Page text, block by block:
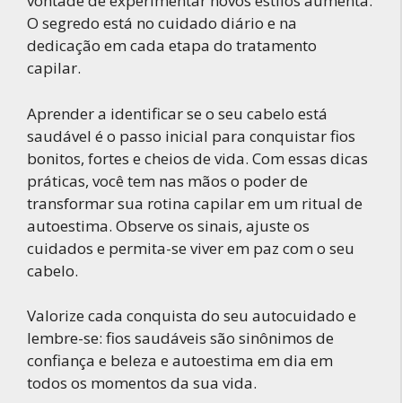
O segredo está no cuidado diário e na
dedicação em cada etapa do tratamento
capilar.
Aprender a identificar se o seu cabelo está
saudável é o passo inicial para conquistar fios
bonitos, fortes e cheios de vida. Com essas dicas
práticas, você tem nas mãos o poder de
transformar sua rotina capilar em um ritual de
autoestima. Observe os sinais, ajuste os
cuidados e permita-se viver em paz com o seu
cabelo.
Valorize cada conquista do seu autocuidado e
lembre-se: fios saudáveis são sinônimos de
confiança e beleza e autoestima em dia em
todos os momentos da sua vida.